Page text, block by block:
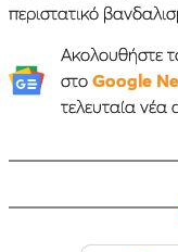
περιστατικό
Ακολουθήστε
στο Google
τελευταία νέα